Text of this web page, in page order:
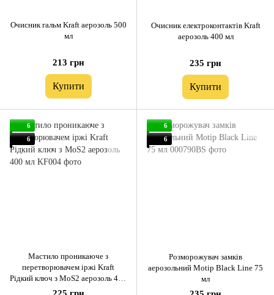
Очисник гальм Kraft аерозоль 500
мл
213 грн
Купити
Очисник електроконтактів Kraft
аерозоль 400 мл
235 грн
Купити
6
6
Мастило проникаюче з
перетворювачем іржі Kraft
Рідкий ключ з MoS2 аерозоль 400
мл
6
6
Розморожувач замків
аерозольний Motip Black Line 75
мл